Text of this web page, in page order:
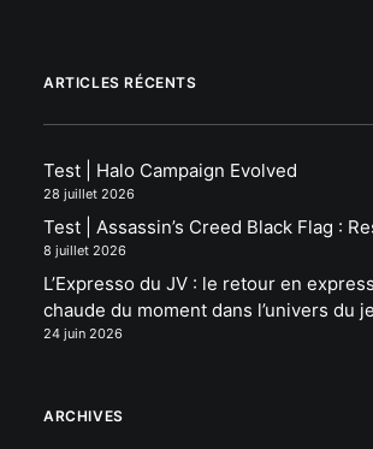
ARTICLES RÉCENTS
Test | Halo Campaign Evolved
28 juillet 2026
Test | Assassin’s Creed Black Flag :
8 juillet 2026
L’Expresso du JV : le retour en
chaude du moment dans l’univers du
24 juin 2026
ARCHIVES